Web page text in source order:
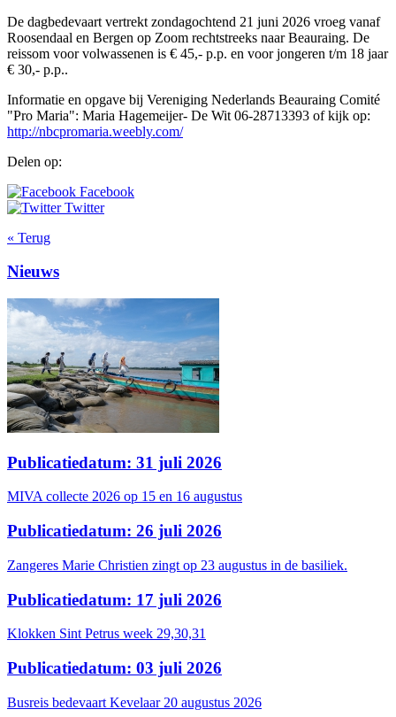
De dagbedevaart vertrekt zondagochtend 21 juni 2026 vroeg vanaf
Roosendaal en Bergen op Zoom rechtstreeks naar Beauraing. De
reissom voor volwassenen is € 45,- p.p. en voor jongeren t/m 18 jaar
€ 30,- p.p..
Informatie en opgave bij Vereniging Nederlands Beauraing Comité
"Pro Maria": Maria Hagemeijer- De Wit 06-28713393 of kijk op:
http://nbcpromaria.weebly.com/
Delen op:
Facebook
Twitter
« Terug
Nieuws
Publicatiedatum: 31 juli 2026
MIVA collecte 2026 op 15 en 16 augustus
Publicatiedatum: 26 juli 2026
Zangeres Marie Christien zingt op 23 augustus in de basiliek.
Publicatiedatum: 17 juli 2026
Klokken Sint Petrus week 29,30,31
Publicatiedatum: 03 juli 2026
Busreis bedevaart Kevelaar 20 augustus 2026